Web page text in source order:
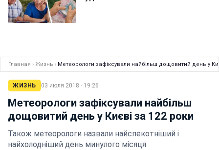
Главная › Жизнь › Метеорологи зафіксували найбільш дощовитий день у
ЖИЗНЬ 03 июля 2018 · 19:26
Метеорологи зафіксували найбільш
дощовитий день у Києві за 122 роки
Також метеорологи назвали найспекотніший і
найхолодніший день минулого місяця